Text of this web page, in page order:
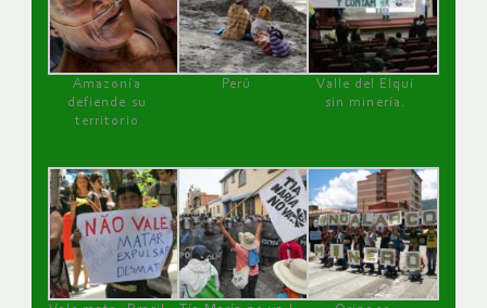
Amazonía
defiende su
territorio
Perú
Valle del Elqui
sin minería.